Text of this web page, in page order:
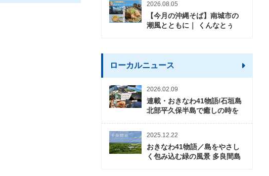
2026.08.05
【今月の沖縄そば】南城市の
潮風とともに｜ くんなとぅ
ローカルニュース
2026.02.09
連載・おきなわ41物語/石垣島
北部平久保半島で癒しの時を
2025.12.22
おきなわ41物語／島をやさし
く包み込む緑の風景 多良間島